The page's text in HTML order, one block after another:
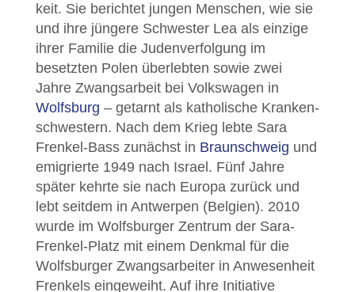
keit. Sie berichtet jungen Menschen, wie sie
und ihre jüngere Schwester Lea als einzige
ihrer Familie die Juden­verfol­gung im
besetzten Polen über­lebten sowie zwei
Jahre Zwangs­arbeit bei Volks­wagen in
Wolfsburg – getarnt als katho­lische Kranken­
schwestern. Nach dem Krieg lebte Sara
Frenkel-Bass zunächst in Braun­schweig und
emi­grierte 1949 nach Israel. Fünf Jahre
später kehrte sie nach Europa zurück und
lebt seitdem in Antwerpen (Belgien). 2010
wurde im Wolfs­burger Zentrum der Sara-
Frenkel-Platz mit einem Denk­mal für die
Wolfs­burger Zwangs­arbeiter in Anwesen­heit
Frenkels einge­weiht. Auf ihre Initiative